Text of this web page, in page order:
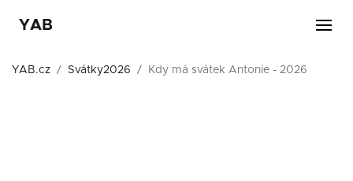
YAB
YAB.cz Svátky2026 Kdy má svátek Antonie - 2026